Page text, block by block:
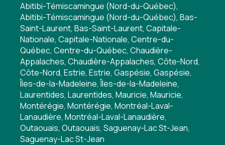
Abitibi-Témiscamingue (Nord-du-Québec),
Abitibi-Témiscamingue (Nord-du-Québec), Bas-
Saint-Laurent, Bas-Saint-Laurent, Capitale-
Nationale, Capitale-Nationale, Centre-du-
Québec, Centre-du-Québec, Chaudière-
Appalaches, Chaudière-Appalaches, Côte-Nord,
Côte-Nord, Estrie, Estrie, Gaspésie, Gaspésie,
Îles-de-la-Madeleine, Îles-de-la-Madeleine,
Laurentides, Laurentides, Mauricie, Mauricie,
Montérégie, Montérégie, Montréal-Laval-
Lanaudière, Montréal-Laval-Lanaudière,
Outaouais, Outaouais, Saguenay-Lac St-Jean,
Saguenay-Lac St-Jean